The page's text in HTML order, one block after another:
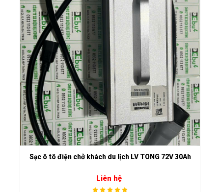
Sạc ô tô điện chở khách du lịch LV TONG 72V 30Ah
Liên hệ